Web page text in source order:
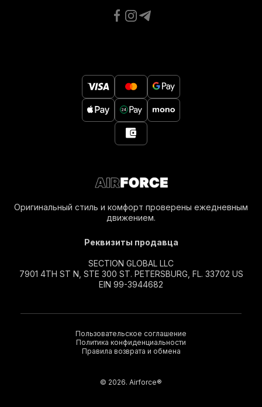
Оригинальный стиль и комфорт проверены ежедневным
движением.
Реквизиты продавца
SECTION GLOBAL LLC
7901 4TH ST N, STE 300 ST. PETERSBURG, FL. 33702 US
EIN 99-3944682
© 2026. Airforce®
Пользовательское соглашение
Политика конфиденциальности
Правила возврата и обмена